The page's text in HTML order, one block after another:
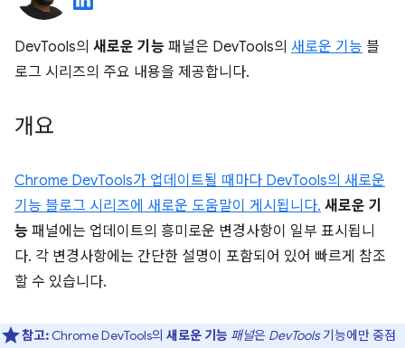
DevTools의 새로운 기능 패널은 DevTools의 새로운 기능 블
로그 시리즈의 주요 내용을 제공합니다.
개요
Chrome DevTools가 업데이트될 때마다 DevTools의 새로운
기능 블로그 시리즈에 새로운 도움말이 게시됩니다. 새로운 기
능 패널에는 업데이트의 흥미로운 변경사항이 일부 표시됩니
다. 각 변경사항에는 간단한 설명이 포함되어 있어 빠르게 참조
할 수 있습니다.
참고: Chrome DevTools의 새로운 기능 패널은 DevTools기능에만 중점